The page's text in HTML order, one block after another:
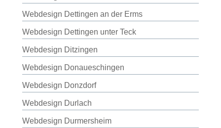
Webdesign Dettingen an der Erms
Webdesign Dettingen unter Teck
Webdesign Ditzingen
Webdesign Donaueschingen
Webdesign Donzdorf
Webdesign Durlach
Webdesign Durmersheim